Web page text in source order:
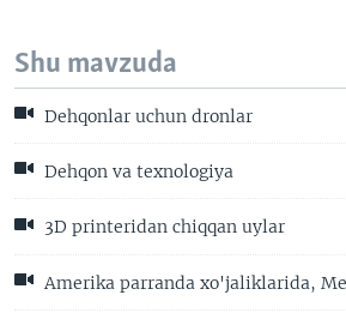
Shu mavzuda
Dehqonlar uchun dronlar
Dehqon va texnologiya
3D printeridan chiqqan uylar
Amerika parranda xo'jaliklarida,